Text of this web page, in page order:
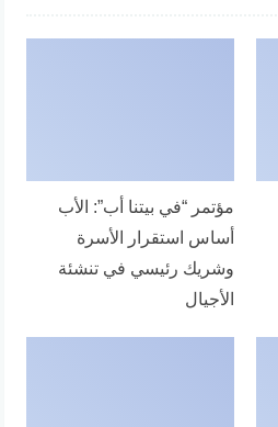
مؤتمر “في بيتنا أب”: الأب
أساس استقرار الأسرة
وشريك رئيسي في تنشئة
الأجيال